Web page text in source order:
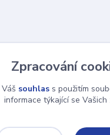
Zpracování
souhlass použitím
informace týkající se Vašich